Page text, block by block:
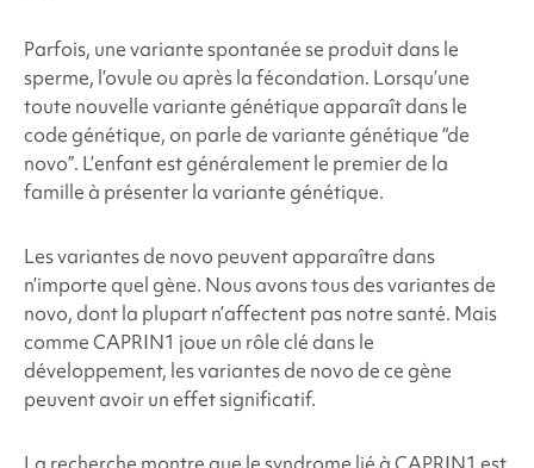
Parfois, une variante spontanée se produit dans le
sperme, l’ovule ou après la fécondation. Lorsqu’une
toute nouvelle variante génétique apparaît dans le
code génétique, on parle de variante génétique “de
novo”. L’enfant est généralement le premier de la
famille à présenter la variante génétique.
Les variantes de novo peuvent apparaître dans
n’importe quel gène. Nous avons tous des variantes de
novo, dont la plupart n’affectent pas notre santé. Mais
comme CAPRIN1 joue un rôle clé dans le
développement, les variantes de novo de ce gène
peuvent avoir un effet significatif.